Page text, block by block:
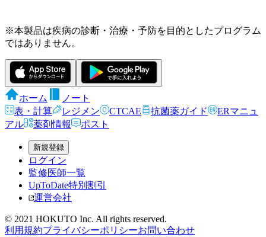
※本製品は疾病の診断・治療・予防を目的としたプログラム
ではありません。
ホーム
ノート
表・計算
レジメン CTCAE 抗菌薬ガイド
ERマニュ
アル
薬剤情報 ポスト
新規登録
ログイン
監修医師一覧
UpToDate特別割引
運営会社
© 2021 HOKUTO Inc. All rights reserved.
利用規約プライバシーポリシーお問い合わせ